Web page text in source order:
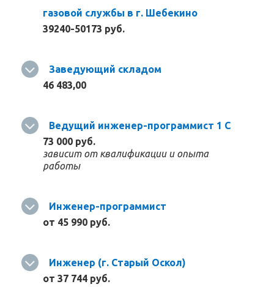
газовой службы в г. Шебекино
39240-50173 руб.
Заведующий складом
46 483,00
Ведущий инженер-программист 1 С
73 000 руб.
зависит от квалификации и опыта
работы
Инженер-программист
от 45 990 руб.
Инженер (г. Старый Оскол)
от 37 744 руб.